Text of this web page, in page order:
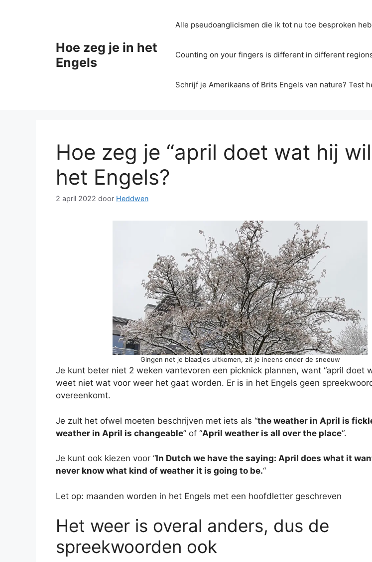
Hoe zeg je in het
Engels
Alle pseudoanglicismen die ik tot nu toe besproken heb
Counting on your fingers is different in different
Schrijf je Amerikaans of Brits Engels van nature? Test
Hoe zeg je “april doet wat hij
het Engels?
2 april 2022 door Heddwen
Gingen net je blaadjes uitkomen, zit je ineens onder de sneeuw
Je kunt beter niet 2 weken vantevoren een picknick plannen, want “april doet
weet niet wat voor weer het gaat worden. Er is in het Engels geen
overeenkomt.
Je zult het ofwel moeten beschrijven met iets als “the weather in April is
weather in April is changeable” of “April weather is all over the place“.
Je kunt ook kiezen voor “In Dutch we have the saying: April does what it
never know what kind of weather it is going to be.“
Let op: maanden worden in het Engels met een hoofdletter geschreven
Het weer is overal anders, dus de
spreekwoorden ook